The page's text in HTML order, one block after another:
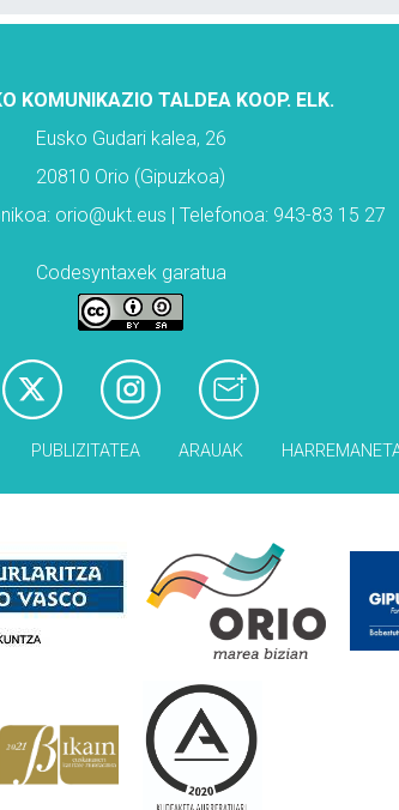
KOMUNIKAZIO TALDEA KOOP. ELK.
Eusko Gudari kalea, 26
20810 Orio (Gipuzkoa)
orio@ukt.eus | Telefonoa: 943-83 15 27
Codesyntaxek garatua
PUBLIZITATEA ARAUAK